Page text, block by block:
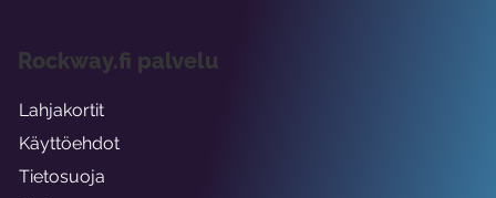
Rockway.fi palvelu
Lahjakortit
Käyttöehdot
Tietosuoja